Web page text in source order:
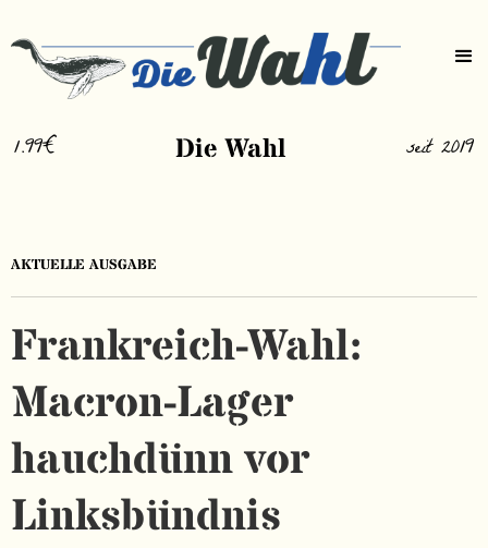
1.99€ Die Wahl seit 2019
AKTUELLE AUSGABE
Frankreich-Wahl:
Macron-Lager
hauchdünn vor
Linksbündnis